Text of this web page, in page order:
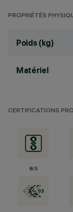
PROPRIÉTÉS
Poids (kg)
Matériel
CERTIFICATIONS
BIS